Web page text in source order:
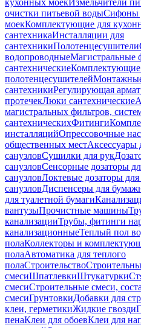
кухонных моекИзмельчители
очистки питьевой водыСифоны
моекКомплектующие для
сантехникаИнсталляции для
сантехникиПолотенцесушители
водопроводныеМагистральные
сантехническиеКомплектующие
полотенцесушителей
сантехникиРегулирующая
протечекЛюки сантехнические
магистральных фильтров,
сантехническихФитинги
инсталляцийОпрессовочные
общественных местАксессуары
санузловСушилки для рук
санузловСенсорные дозаторы
санузловЛоктевые дозаторы
санузловДиспенсеры для
для туалетной бумаги
вантузыПрочистные машины
канализацииТрубы, фитинги
канализационныеТеплый пол
полаКоллекторы и
полаАвтоматика для теплого
полаСтроительство
смесиШпатлевкиШтукатурки
смесиСтроительные смеси,
смесиГрунтовкиДобавки для
клеи, герметикиЖидкие гвозди
пенаКлеи для обоевКлеи для